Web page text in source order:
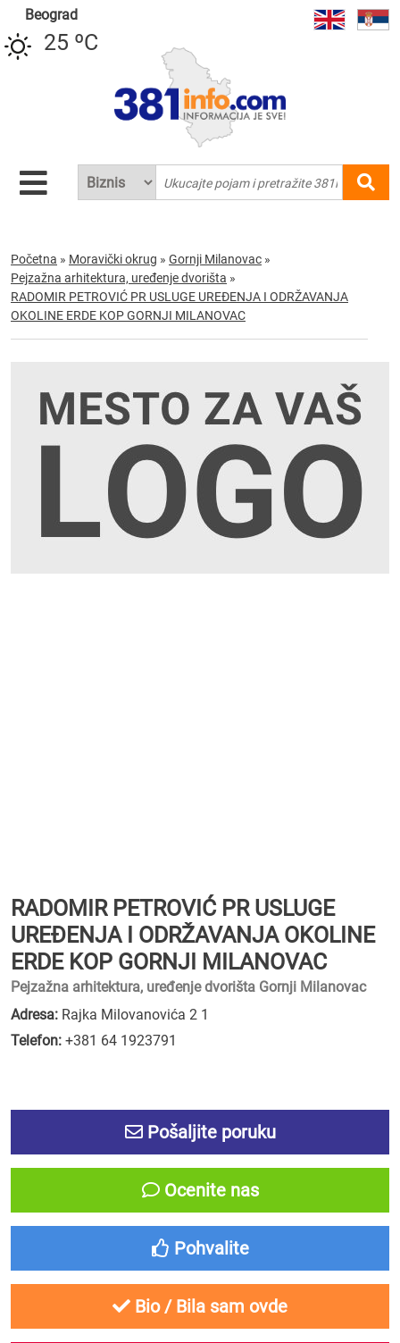
Beograd
25 ºC
Početna » Moravički okrug » Gornji Milanovac »
Pejzažna arhitektura, uređenje dvorišta »
RADOMIR PETROVIĆ PR USLUGE UREĐENJA I ODRŽAVANJA
OKOLINE ERDE KOP GORNJI MILANOVAC
RADOMIR PETROVIĆ PR USLUGE
UREĐENJA I ODRŽAVANJA OKOLINE
ERDE KOP GORNJI MILANOVAC
Pejzažna arhitektura, uređenje dvorišta Gornji Milanovac
Adresa: Rajka Milovanovića 2 1
Telefon: +381 64 1923791
Pošaljite poruku
Ocenite nas
Pohvalite
Bio / Bila sam ovde